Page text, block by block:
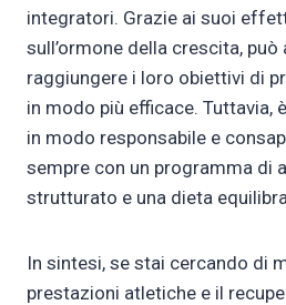
integratori. Grazie ai suoi
sull’ormone della crescita,
raggiungere i loro obiettivi di
in modo più efficace. Tuttavia,
in modo responsabile e
sempre con un programma di
strutturato e una dieta
In sintesi, se stai cercando di
prestazioni atletiche e il